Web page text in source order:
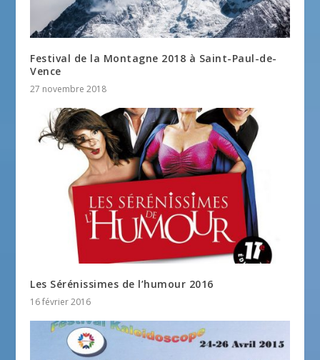
Festival de la Montagne 2018 à Saint-Paul-de-
Vence
27 novembre 2018
Les Sérénissimes de l’humour 2016
16 février 2016